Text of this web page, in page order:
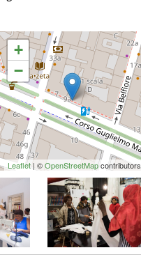
+
−
Leaflet | ©OpenStreetMapcontributors